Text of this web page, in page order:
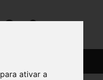
para ativar a